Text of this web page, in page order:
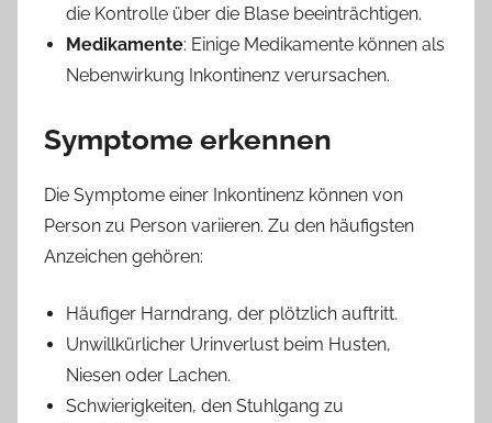
die Kontrolle über die Blase beeinträchtigen.
Medikamente: Einige Medikamente können als
Nebenwirkung Inkontinenz verursachen.
Symptome erkennen
Die Symptome einer Inkontinenz können von
Person zu Person variieren. Zu den häufigsten
Anzeichen gehören:
Häufiger Harndrang, der plötzlich auftritt.
Unwillkürlicher Urinverlust beim Husten,
Niesen oder Lachen.
Schwierigkeiten, den Stuhlgang zu